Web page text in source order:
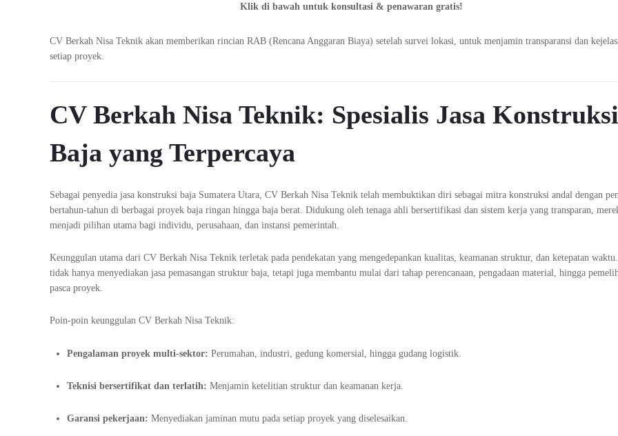
Klik di bawah untuk konsultasi & penawaran gratis!
CV Berkah Nisa Teknik akan memberikan rincian RAB (Rencana Anggaran Biaya) setelah survei lokasi, untuk menjamin transparansi dan
setiap proyek.
CV Berkah Nisa Teknik: Spesialis Jasa Konstruksi
Baja yang Terpercaya
Sebagai penyedia jasa konstruksi baja Sumatera Utara, CV Berkah Nisa Teknik telah membuktikan diri sebagai mitra konstruksi andal dengan
bertahun-tahun di berbagai proyek baja ringan hingga baja berat. Didukung oleh tenaga ahli bersertifikasi dan sistem kerja yang transparan,
menjadi pilihan utama bagi individu, perusahaan, dan instansi pemerintah.
Keunggulan utama dari CV Berkah Nisa Teknik terletak pada pendekatan yang mengedepankan kualitas, keamanan struktur, dan ketepatan
tidak hanya menyediakan jasa pemasangan struktur baja, tetapi juga membantu mulai dari tahap perencanaan, pengadaan material, hingga
pasca proyek.
Poin-poin keunggulan CV Berkah Nisa Teknik:
Pengalaman proyek multi-sektor: Perumahan, industri, gedung komersial, hingga gudang logistik.
Teknisi bersertifikat dan terlatih: Menjamin ketelitian struktur dan keamanan kerja.
Garansi pekerjaan: Menyediakan jaminan mutu pada setiap proyek yang diselesaikan.